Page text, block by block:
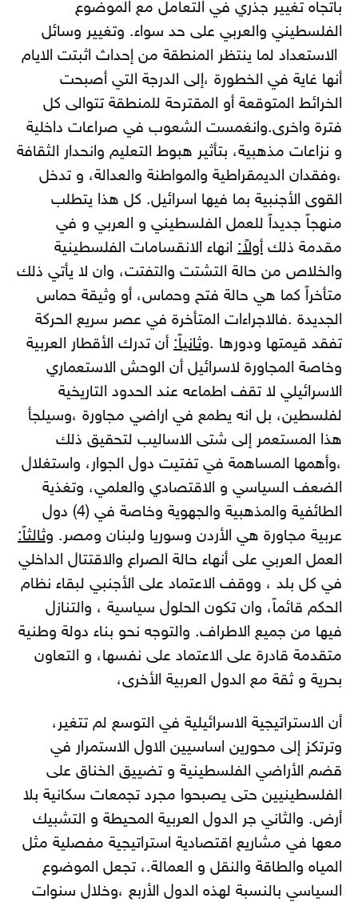
باتجاه تغيير جذري في التعامل مع الموضوع
الفلسطيني والعربي على حد سواء. وتغيير وسائل
الاستعداد لما ينتظر المنطقة من إحداث اثبتت الايام
أنها غاية في الخطورة ،إلى الدرجة التي أصبحت
الخرائط المتوقعة أو المقترحة للمنطقة تتوالى كل
فترة واخرى.وانغمست الشعوب في صراعات داخلية
و نزاعات مذهبية، بتأثير هبوط التعليم وانحدار الثقافة
،وفقدان الديمقراطية والمواطنة والعدالة، و تدخل
القوى الأجنبية بما فيها اسرائيل. كل هذا يتطلب
منهجاً جديداً للعمل الفلسطيني و العربي و في
مقدمة ذلك أولاً: انهاء الانقسامات الفلسطينية
والخلاص من حالة التشتت والتفتت، وان لا يأتي ذلك
متأخراً كما هي حالة فتح وحماس، أو وثيقة حماس
الجديدة .فالاجراءات المتأخرة في عصر سريع الحركة
تفقد قيمتها ودورها .وثانياً: أن تدرك الأقطار العربية
وخاصة المجاورة لاسرائيل أن الوحش الاستعماري
الاسرائيلي لا تقف اطماعه عند الحدود التاريخية
لفلسطين، بل انه يطمع في اراضي مجاورة ،وسيلجأ
هذا المستعمر إلى شتى الاساليب لتحقيق ذلك
،وأهمها المساهمة في تفتيت دول الجوار، واستغلال
الضعف السياسي و الاقتصادي والعلمي، وتغذية
الطائفية والمذهبية والجهوية وخاصة في (4) دول
عربية مجاورة هي الأردن وسوريا ولبنان ومصر. وثالثاً:
العمل العربي على أنهاء حالة الصراع والاقتتال الداخلي
في كل بلد ، ووقف الاعتماد على الأجنبي لبقاء نظام
الحكم قائماً، وان تكون الحلول سياسية ، والتنازل
فيها من جميع الاطراف. والتوجه نحو بناء دولة وطنية
متقدمة قادرة على الاعتماد على نفسها، و التعاون
بحرية و ثقة مع الدول العربية الأخرى،
أن الاستراتيجية الاسرائيلية في التوسع لم تتغير،
وترتكز إلى محورين اساسيين الاول الاستمرار في
قضم الأراضي الفلسطينية و تضييق الخناق على
الفلسطينيين حتى يصبحوا مجرد تجمعات سكانية بلا
أرض. والثاني جر الدول العربية المحيطة و التشبيك
معها في مشاريع اقتصادية استراتيجية مفصلية مثل
المياه والطاقة والنقل و العمالة.، تجعل الموضوع
السياسي بالنسبة لهذه الدول الأربع ،وخلال سنوات